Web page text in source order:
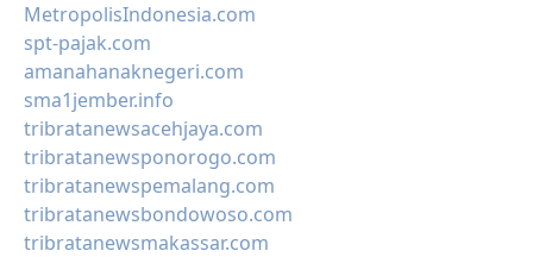
MetropolisIndonesia.com
spt-pajak.com
amanahanaknegeri.com
sma1jember.info
tribratanewsacehjaya.com
tribratanewsponorogo.com
tribratanewspemalang.com
tribratanewsbondowoso.com
tribratanewsmakassar.com